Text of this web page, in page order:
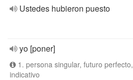
Ustedes hubieron puesto
yo [poner]
1. persona singular, futuro perfecto,
indicativo